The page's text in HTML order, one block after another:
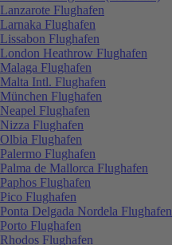
Lanzarote Flughafen
Larnaka Flughafen
Lissabon Flughafen
London Heathrow Flughafen
Malaga Flughafen
Malta Intl. Flughafen
München Flughafen
Neapel Flughafen
Nizza Flughafen
Olbia Flughafen
Palermo Flughafen
Palma de Mallorca Flughafen
Paphos Flughafen
Pico Flughafen
Ponta Delgada Nordela Flughafen
Porto Flughafen
Rhodos Flughafen